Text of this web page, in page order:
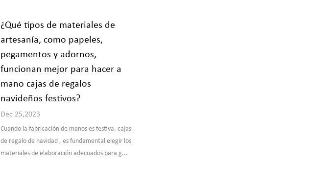
¿Qué tipos de materiales de
artesanía, como papeles,
pegamentos y adornos,
funcionan mejor para hacer a
mano cajas de regalos
navideños festivos?
Dec 25,2023
Cuando la fabricación de manos es festiva. cajas
de regalo de navidad , es fundamental elegir los
materiales de elaboración adecuados para g...